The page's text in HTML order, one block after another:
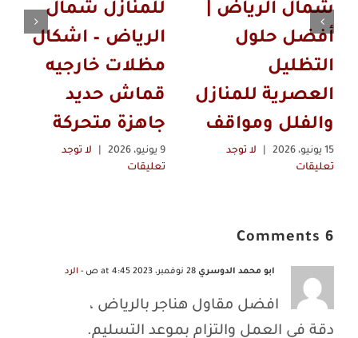
شمال الرياض |
أفضل حلول
التظليل
العصرية للمنازل
والفلل ومواقف
15 يونيو، 2026
لا توجد
تعليقات
للمنازل شمال
الرياض – اشكال
مظلات خارجيه
قماش حديد
جاهزة متحركة
9 يونيو، 2026
لا توجد
تعليقات
6 Comments
ابو محمد الدوسري - الرد
افضل مقاول هناجر بالرياض ،
دقة في العمل والتزام بموعد التسليم.